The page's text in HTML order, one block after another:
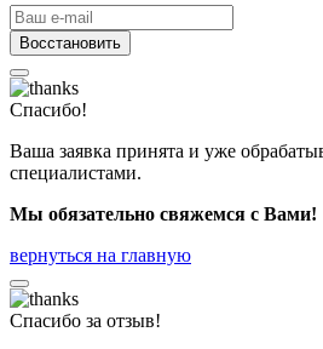
Восстановить
Спасибо!
Ваша заявка принята и уже
специалистами.
Мы обязательно свяжемся с Вами!
вернуться на главную
Спасибо за отзыв!